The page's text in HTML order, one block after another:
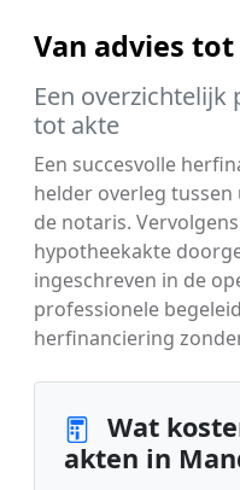
Van advies
Een overzichtelijk
tot akte
Een succesvolle
helder overleg
de notaris.
hypotheekakte
ingeschreven in de
professionele
herfinanciering
Wat
akten in